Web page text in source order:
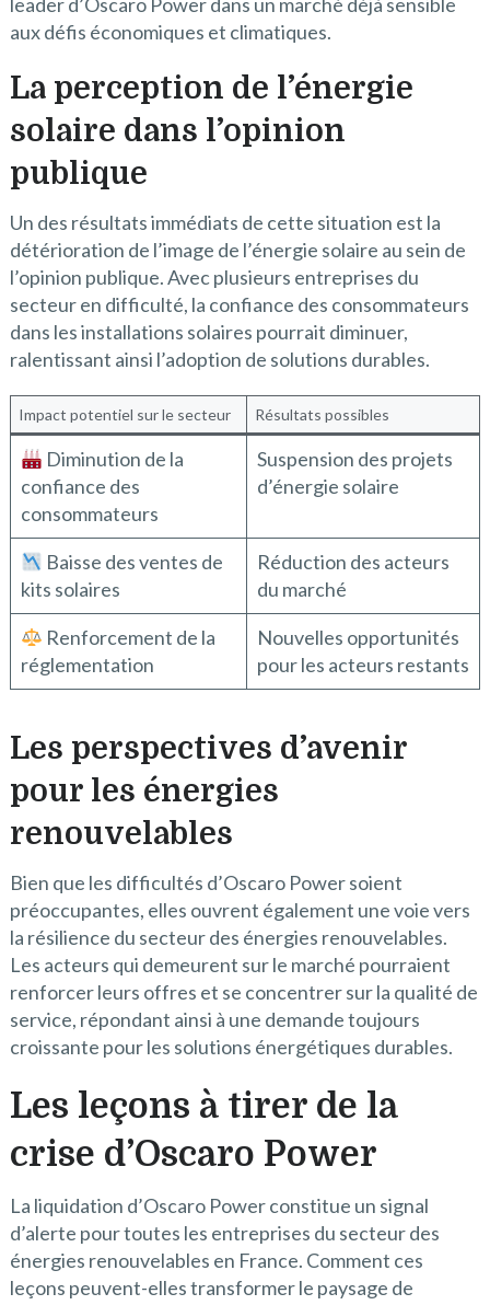
aux défis économiques et climatiques.
La perception de l’énergie
solaire dans l’opinion
publique
Un des résultats immédiats de cette situation est la
détérioration de l’image de l’énergie solaire au sein de
l’opinion publique. Avec plusieurs entreprises du
secteur en difficulté, la confiance des consommateurs
dans les installations solaires pourrait diminuer,
ralentissant ainsi l’adoption de solutions durables.
Impact potentiel sur le secteur Résultats possibles
Diminution de la
confiance des
consommateurs
Suspension des projets
d’énergie solaire
Baisse des ventes de
kits solaires
Réduction des acteurs
du marché
Renforcement de la
réglementation
Nouvelles opportunités
pour les acteurs restants
Les perspectives d’avenir
pour les énergies
renouvelables
Bien que les difficultés d’Oscaro Power soient
préoccupantes, elles ouvrent également une voie vers
la résilience du secteur des énergies renouvelables.
Les acteurs qui demeurent sur le marché pourraient
renforcer leurs offres et se concentrer sur la qualité de
service, répondant ainsi à une demande toujours
croissante pour les solutions énergétiques durables.
Les leçons à tirer de la
crise d’Oscaro Power
La liquidation d’Oscaro Power constitue un signal
d’alerte pour toutes les entreprises du secteur des
énergies renouvelables en France. Comment ces
leçons peuvent-elles transformer le paysage de